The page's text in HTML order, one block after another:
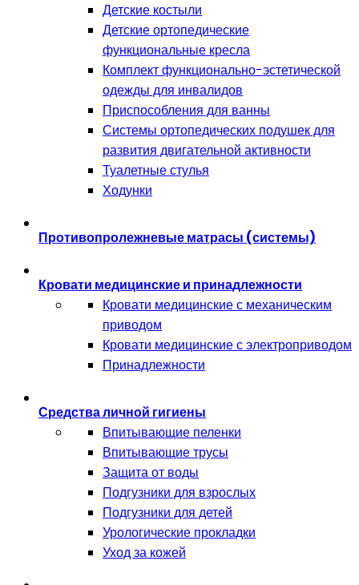
Детские костыли
Детские ортопедические
функциональные кресла
Комплект функционально-эстетической
одежды для инвалидов
Приспособления для ванны
Системы ортопедических подушек для
развития двигательной активности
Туалетные стулья
Ходунки
Противопролежневые матрасы (системы)
Кровати медицинские и принадлежности
Кровати медицинские с механическим
приводом
Кровати медицинские с электроприводом
Принадлежности
Средства личной гигиены
Впитывающие пеленки
Впитывающие трусы
Защита от воды
Подгузники для взрослых
Подгузники для детей
Урологические прокладки
Уход за кожей